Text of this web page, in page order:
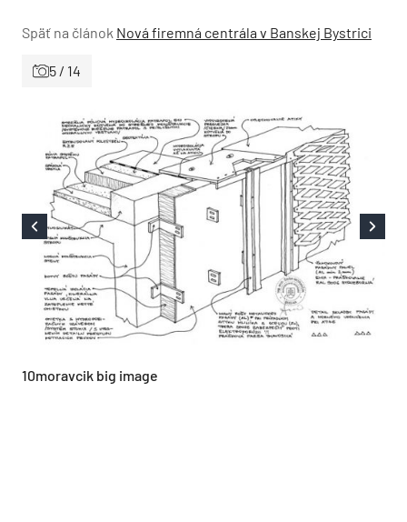
Späť na článok Nová firemná centrála v Banskej Bystrici
5 / 14
10moravcik big image